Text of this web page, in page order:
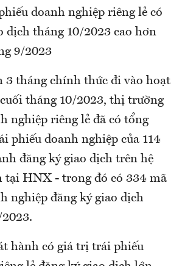
doanh nghiệp riêng lẻ có
dịch tháng 10/2023 cao hơn
9/2023
3 tháng chính thức đi vào hoạt
tháng 10/2023, thị trường
nghiệp riêng lẻ đã có tổng
phiếu doanh nghiệp của 114
đăng ký giao dịch trên hệ
tại HNX - trong đó có 334 mã
nghiệp đăng ký giao dịch
hành có giá trị trái phiếu